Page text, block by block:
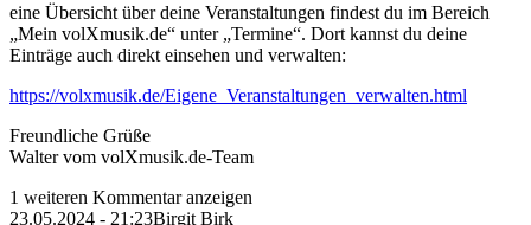
eine Übersicht über deine Veranstaltungen findest du im Bereich
„Mein volXmusik.de“ unter „Termine“. Dort kannst du deine
Einträge auch direkt einsehen und verwalten:
https://volxmusik.de/Eigene_Veranstaltungen_verwalten.html
Freundliche Grüße
Walter vom volXmusik.de-Team
1 weiteren Kommentar anzeigen
23.05.2024 - 21:23Birgit Birk